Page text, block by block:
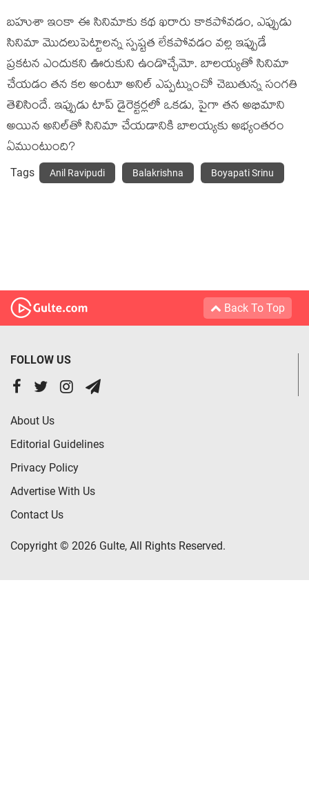
బ‌హుశా ఇంకా ఈ సినిమాకు క‌థ ఖ‌రారు కాక‌పోవ‌డం, ఎప్పుడు
సినిమా మొద‌లుపెట్టాల‌న్న స్ప‌ష్ట‌త లేక‌పోవ‌డం వ‌ల్ల ఇప్పుడే
ప్ర‌క‌ట‌న ఎందుకని ఊరుకుని ఉండొచ్చేమో. బాల‌య్య‌తో సినిమా
చేయ‌డం త‌న క‌ల అంటూ అనిల్ ఎప్ప‌ట్నుంచో చెబుతున్న సంగతి
తెలిసిందే. ఇప్పుడు టాప్ డైరెక్ట‌ర్ల‌లో ఒక‌డు, పైగా త‌న అభిమాని
అయిన అనిల్‌తో సినిమా చేయ‌డానికి బాల‌య్య‌కు అభ్యంత‌రం
ఏముంటుంది?
Tags Anil Ravipudi Balakrishna Boyapati Srinu
Back To Top
FOLLOW US
About Us
Editorial Guidelines
Privacy Policy
Advertise With Us
Contact Us
Copyright © 2026 Gulte, All Rights Reserved.